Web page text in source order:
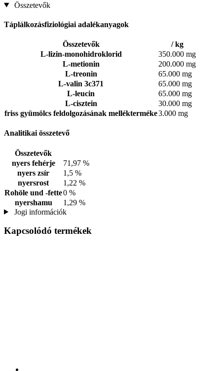
Összetevők
Táplálkozásfiziológiai adalékanyagok
Összetevők
/ kg
L-lizin-monohidroklorid
350.000 mg
L-metionin
200.000 mg
L-treonin
65.000 mg
L-valin 3c371
65.000 mg
L-leucin
65.000 mg
L-cisztein
30.000 mg
friss gyümölcs feldolgozásának mellékterméke3.000 mg
Analitikai összetevő
Összetevők
nyers fehérje
71,97 %
nyers zsír
1,5 %
nyersrost
1,22 %
Rohöle und -fette0 %
nyershamu
1,29 %
Jogi információk
Kapcsolódó termékek